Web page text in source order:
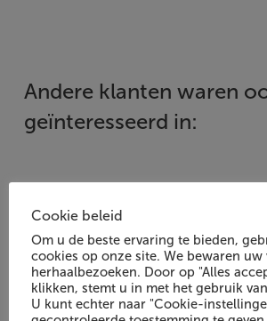
Andere klanten waren
geïnteresseerd in:
Cookie beleid
Om u de beste ervaring te bieden,
cookies op onze site. We bewaren
herhaalbezoeken. Door op "Alles
klikken, stemt u in met het gebruik
U kunt echter naar "Cookie-